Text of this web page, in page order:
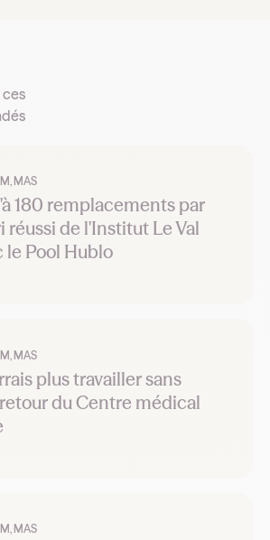
ces
MAS
180 remplacements par
réussi de l'Institut Le Val
le Pool Hublo
MAS
plus travailler sans
du Centre médical
MAS